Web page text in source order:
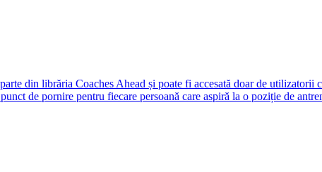
din librăria Coaches Ahead și poate fi accesată doar de utilizatorii
de pornire pentru fiecare persoană care aspiră la o poziție de